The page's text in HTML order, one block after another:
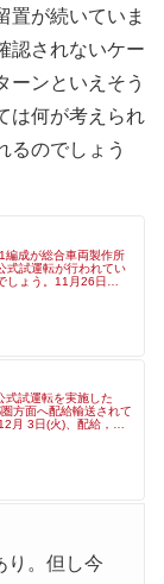
置が続いていま
認されないケー
ーンといえそう
は何が考えられ
るのでしょう
成が総合車両製作所
式試運転が行われてい
しょう。11月26日
式試運転を実施した
方面へ配給輸送されて
月 3日(火)、配給，
り。但し今